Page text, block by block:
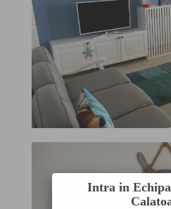
Intra in